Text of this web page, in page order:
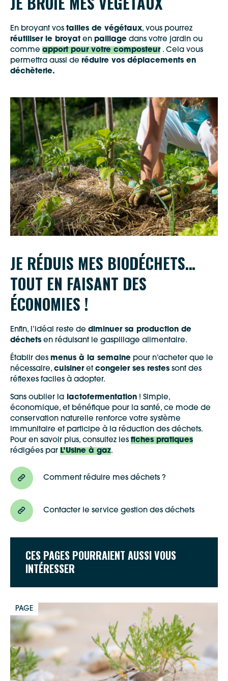
CES PAGES POURRAIENT AUSSI VOUS
INTÉRESSER
PAGE
En broyant vos tailles de végétaux, vous pourrez
réutiliser le broyat en paillage dans votre jardin ou
comme apport pour votre composteur. Cela vous
permettra aussi de réduire vos déplacements en
déchèterie.
JE RÉDUIS MES BIODÉCHETS…
TOUT EN FAISANT DES
ÉCONOMIES !
Enfin, l’idéal reste de diminuer sa production de
déchets en réduisant le gaspillage alimentaire.
Établir des menus à la semaine pour n’acheter que le
nécessaire, cuisineret congeler ses restes sont des
réflexes faciles à adopter.
Sans oublier la lactofermentation ! Simple,
économique, et bénéfique pour la santé, ce mode de
conservation naturelle renforce votre système
immunitaire et participe à la réduction des déchets.
Pour en savoir plus, consultez les fiches pratiques
rédigées par L’Usine à gaz.
Comment réduire mes déchets ?
Contacter le service gestion des déchets
Allow
Google Maps
Apple Plans
Waze